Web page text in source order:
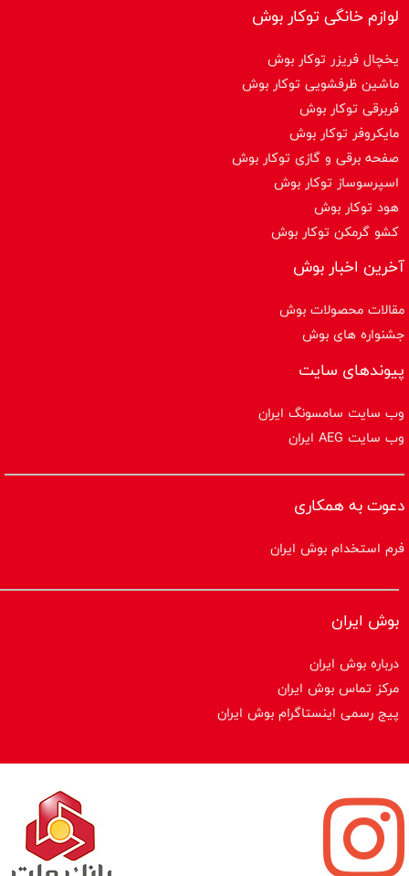
لوازم خانگی توکار بوش
یخچال فریزر توکار بوش
ماشین ظرفشویی توکار بوش
فربرقی توکار بوش
مایکروفر توکار بوش
صفحه برقی و گازی توکار بوش
اسپرسوساز توكار بوش
هود توکار بوش
کشو گرمکن توکار بوش
آخرین اخبار بوش
مقالات محصولات بوش
جشنواره های بوش
پیوندهای سایت
وب سایت سامسونگ ایران
وب سایت AEG ایران
دعوت به همکاری
فرم استخدام بوش ایران
بوش ایران
درباره بوش ایران
مرکز تماس بوش ایران
پیج رسمی اینستاگرام بوش ایران